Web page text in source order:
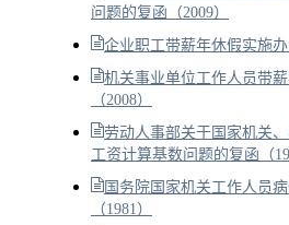
问题的复函（2009）
企业职工带薪年休假实施办
机关事业单位工作人员带
（2008）
劳动人事部关于国家机关
工资计算基数问题的复函（
国务院国家机关工作人员
（1981）